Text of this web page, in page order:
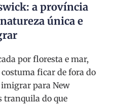
a província
única e
por floresta e mar,
ficar de fora do
para New
tranquila do que